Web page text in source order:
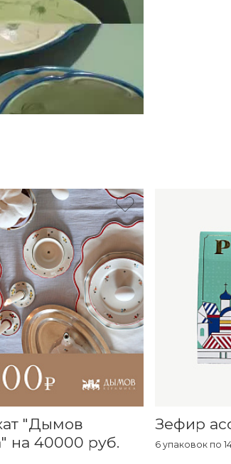
"Дымов
на 40000 руб.
Зефир
6 упаковок по